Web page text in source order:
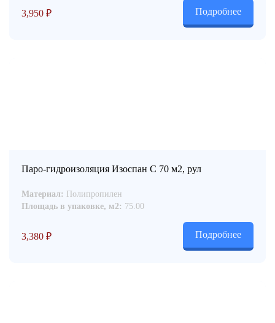
3,950 ₽ Подробнее
Паро-гидроизоляция Изоспан С 70 м2, рул
Материал: Полипропилен
Площадь в упаковке, м2: 75.00
3,380 ₽ Подробнее